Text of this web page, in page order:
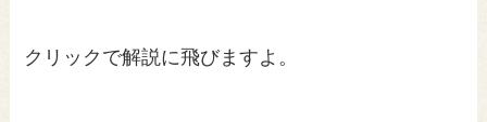
クリックで解説に飛びますよ。